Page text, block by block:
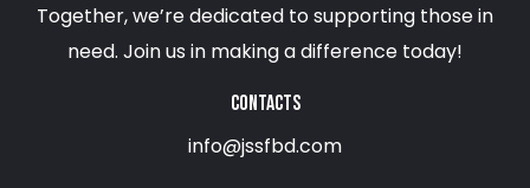
Together, we’re dedicated to supporting those in
need. Join us in making a difference today!
CONTACTS
info@jssfbd.com